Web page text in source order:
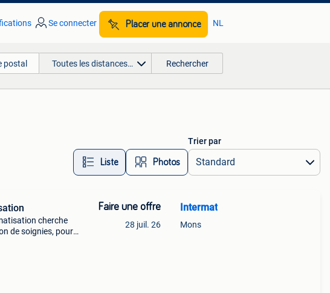
Se connecter Placer une annonce NL
Toutes les distances… Rechercher
Liste Photos
Trier par
cherche
de soignies, pour
Faire une offre
28 juil. 26
Intermat
Mons